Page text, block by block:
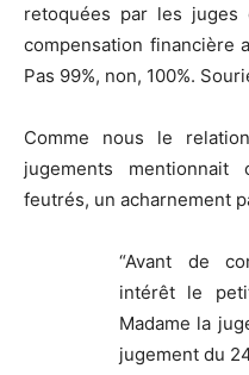
retoquées par les
compensation financière
Pas 99%, non, 100%.
Comme nous le
jugements mentionnait
feutrés, un acharnement
“Avant de
intérêt le
Madame la
jugement du